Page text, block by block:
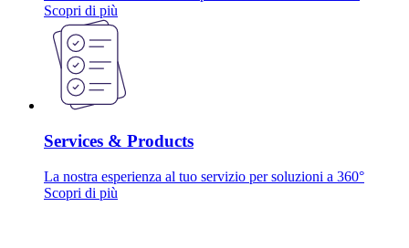
Scopri di più
Services & Products
La nostra esperienza al tuo servizio per soluzioni a 360°
Scopri di più